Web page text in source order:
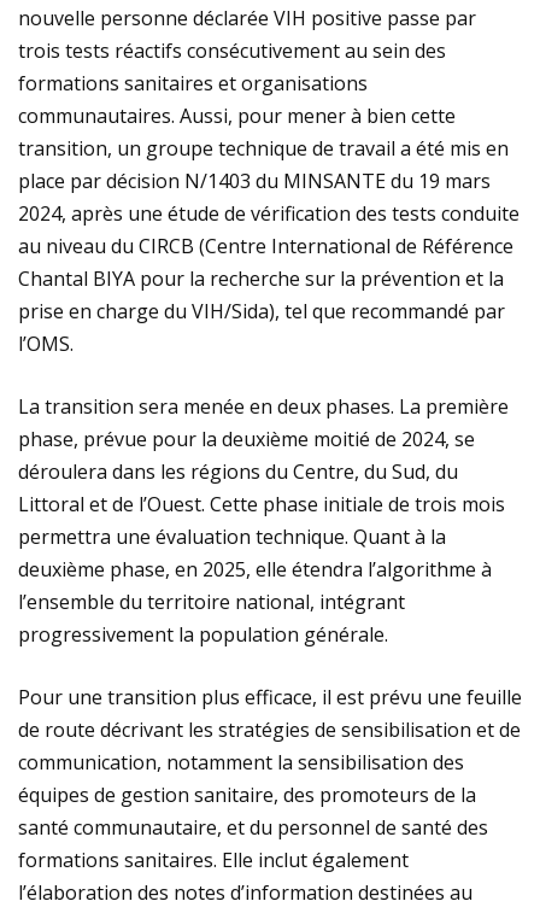
nouvelle personne déclarée VIH positive passe par
trois tests réactifs consécutivement au sein des
formations sanitaires et organisations
communautaires. Aussi, pour mener à bien cette
transition, un groupe technique de travail a été mis en
place par décision N/1403 du MINSANTE du 19 mars
2024, après une étude de vérification des tests conduite
au niveau du CIRCB (Centre International de Référence
Chantal BIYA pour la recherche sur la prévention et la
prise en charge du VIH/Sida), tel que recommandé par
l’OMS.
La transition sera menée en deux phases. La première
phase, prévue pour la deuxième moitié de 2024, se
déroulera dans les régions du Centre, du Sud, du
Littoral et de l’Ouest. Cette phase initiale de trois mois
permettra une évaluation technique. Quant à la
deuxième phase, en 2025, elle étendra l’algorithme à
l’ensemble du territoire national, intégrant
progressivement la population générale.
Pour une transition plus efficace, il est prévu une feuille
de route décrivant les stratégies de sensibilisation et de
communication, notamment la sensibilisation des
équipes de gestion sanitaire, des promoteurs de la
santé communautaire, et du personnel de santé des
formations sanitaires. Elle inclut également
l’élaboration des notes d’information destinées au